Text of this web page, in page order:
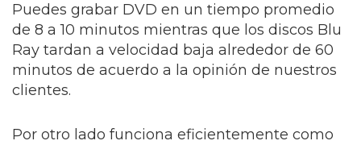
Puedes grabar DVD en un tiempo promedio
de 8 a 10 minutos mientras que los discos Blu
Ray tardan a velocidad baja alrededor de 60
minutos de acuerdo a la opinión de nuestros
clientes.
Por otro lado funciona eficientemente como